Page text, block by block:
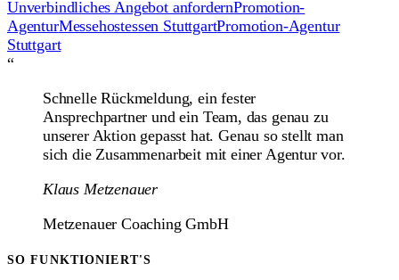
Unverbindliches Angebot anfordernPromotion-
AgenturMessehostessen StuttgartPromotion-Agentur
Stuttgart
“
Schnelle Rückmeldung, ein fester
Ansprechpartner und ein Team, das genau zu
unserer Aktion gepasst hat. Genau so stellt man
sich die Zusammenarbeit mit einer Agentur vor.
Klaus Metzenauer
Metzenauer Coaching GmbH
SO FUNKTIONIERT'S